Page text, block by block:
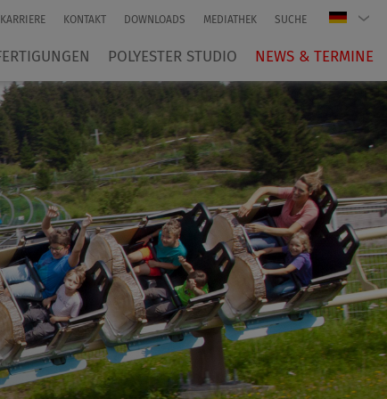
KARRIERE KONTAKT DOWNLOADS MEDIATHEK SUCHE
POLYESTER STUDIO NEWS & TERMINE